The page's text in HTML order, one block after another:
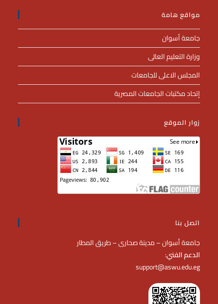
مواقع هامة
جامعة أسوان
وزارة التعليم العالى
المجلس الاعلى للجامعات
إتحاد مكتبات الجامعات المصرية
زوار الموقع
اتصل بنا
جامعة أسوان – مدينة صحارى – طريق المطار
:الدعم الفني
support@aswu.edu.eg